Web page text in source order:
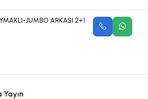
JUMBO ARKASI 2+1
Yayın